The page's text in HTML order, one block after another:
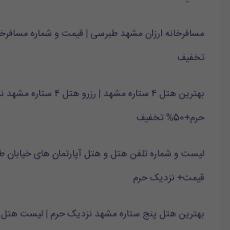
تخفیف
بهترین هتل ۴ ستاره مشهد |
حرم+50% تخفیف
لیست و شماره تلفن هتل و هتل آپارتمان های
قیمت+ نزدیک حرم